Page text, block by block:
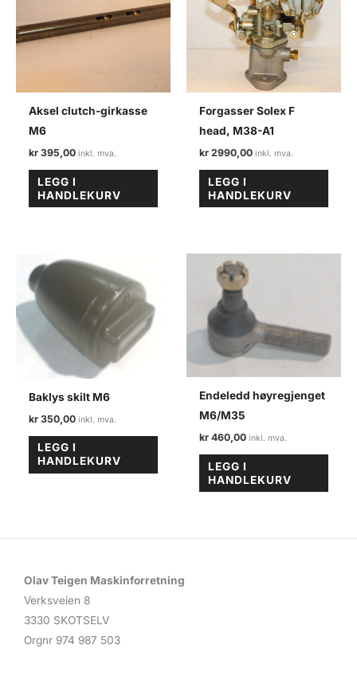
Aksel clutch-girkasse
M6
kr 395,00
LEGG I
HANDLEKURV
Forgasser Solex F
head, M38-A1
kr 2990,00
LEGG I
HANDLEKURV
Baklys skilt M6
kr 350,00
LEGG I
HANDLEKURV
Endeledd høyregjenget
M6/M35
kr 460,00
LEGG I
HANDLEKURV
Olav Teigen Maskinforretning
Verksveien 8
3330 SKOTSELV
Orgnr 974 987 503